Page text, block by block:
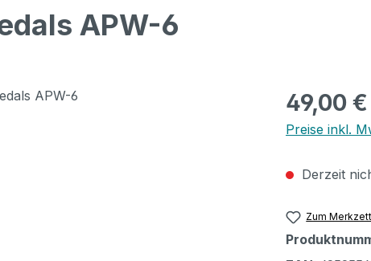
APW-6
Regulärer
49,00 €
Preise inkl.
Derzeit
Zum